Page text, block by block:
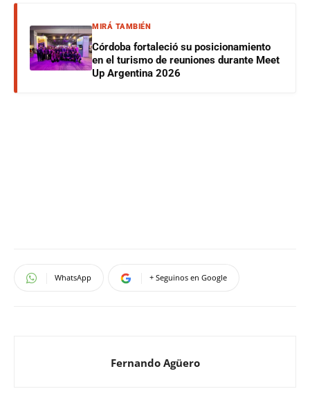
MIRÁ TAMBIÉN
Córdoba fortaleció su posicionamiento
en el turismo de reuniones durante Meet
Up Argentina 2026
WhatsApp + Seguinos en Google
Fernando Agüero